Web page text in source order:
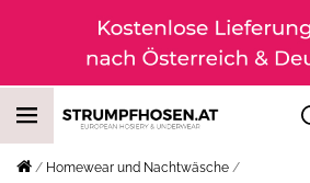
Homewear und Nachtwäsche